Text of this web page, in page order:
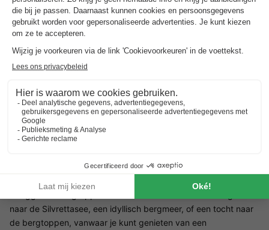
Landal Hochmontafon ligt in het adembenemende
alpenlandschap van de regio Montafon, die zowel 's zomers als
bekend om zijn skigebieden en winterwandelpaden. In de
winter verandert Gargellen in een skigebied dat tot in het
voor alle moeilijkheidsgraden, van beginners tot gevorderden.
De regio staat vooral bekend om zijn gezinsvriendelijke
skischolen en oefenliften, die ideaal zijn voor jongere gasten.
mountainbikers. De vele wandelpaden leiden door ongerepte
natuur en bieden adembenemende uitzichten op de
naar de Silvrettasee, een idyllisch bergmeer, of een tocht naar
de bergtoppen, vanwaar je kunt genieten van een